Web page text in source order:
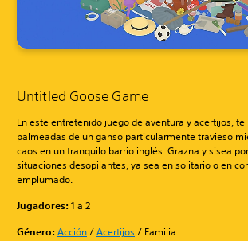
Untitled Goose Game
En este entretenido juego de aventura y acertijos,
palmeadas de un ganso particularmente travieso
caos en un tranquilo barrio inglés. Grazna y sisea
situaciones desopilantes, ya sea en solitario o en
emplumado.
Jugadores:1 a 2
Género:Acción/Acertijos / Familia